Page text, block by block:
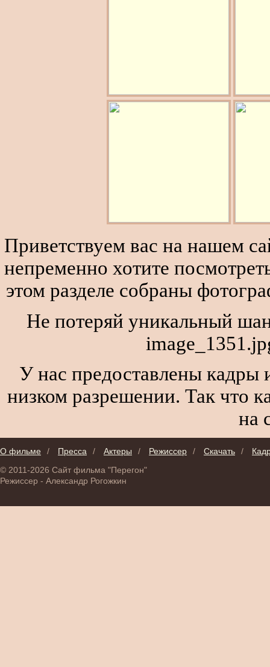
Приветствуем вас на нашем
непременно хотите
этом разделе собраны
Не потеряй уникальный
У нас предоставлены кадры
низком разрешении. Так что
на
О фильме / Пресса / Актеры / Режиссер / Скачать /
© 2011-2026 Сайт фильма "Перегон"
Режиссер - Александр Рогожкин